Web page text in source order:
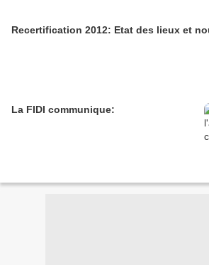
Recertification 2012: Etat des lieux et
La FIDI communique: